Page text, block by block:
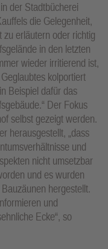
der Stadtbücherei
die Gelegenheit,
erläutern oder richtig
in den letzten
wieder irritierend ist,
kolportiert
Beispiel dafür das
Der Fokus
selbst gezeigt werden.
herausgestellt, „dass
und
nicht umsetzbar
und es wurden
hergestellt.
und
Ecke“, so